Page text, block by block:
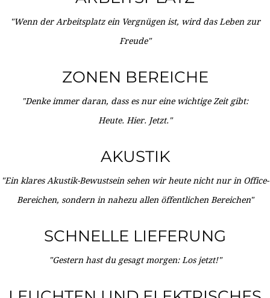
"Wenn der Arbeitsplatz ein Vergnügen ist, wird das Leben zur
Freude"
ZONEN BEREICHE
"Denke immer daran, dass es nur eine wichtige Zeit gibt:
Heute. Hier. Jetzt."
AKUSTIK
"Ein klares Akustik-Bewustsein sehen wir heute nicht nur in Office-
Bereichen, sondern in nahezu allen öffentlichen Bereichen"
SCHNELLE LIEFERUNG
"Gestern hast du gesagt morgen: Los jetzt!"